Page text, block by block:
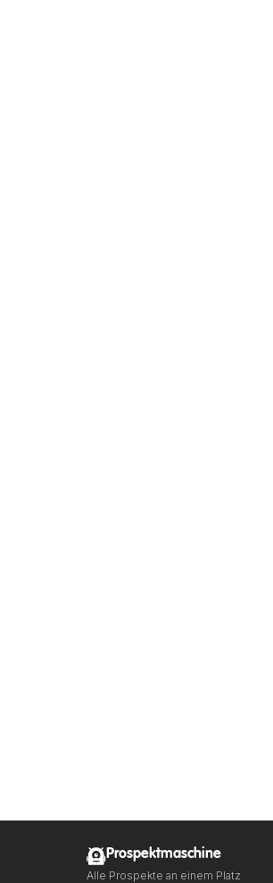
Prospektmaschine
Alle Prospekte an einem Platz